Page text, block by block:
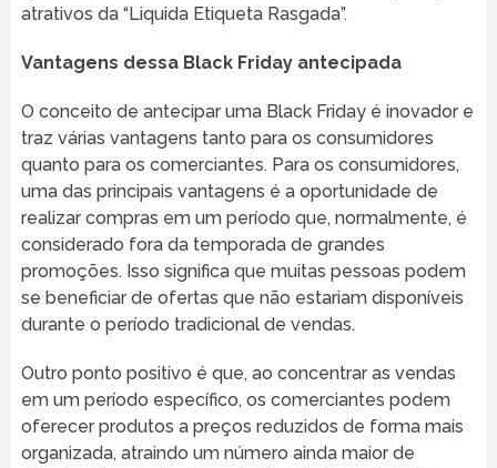
atrativos da “Liquida Etiqueta Rasgada”.
Vantagens dessa Black Friday antecipada
O conceito de antecipar uma Black Friday é inovador e
traz várias vantagens tanto para os consumidores
quanto para os comerciantes. Para os consumidores,
uma das principais vantagens é a oportunidade de
realizar compras em um período que, normalmente, é
considerado fora da temporada de grandes
promoções. Isso significa que muitas pessoas podem
se beneficiar de ofertas que não estariam disponíveis
durante o período tradicional de vendas.
Outro ponto positivo é que, ao concentrar as vendas
em um período específico, os comerciantes podem
oferecer produtos a preços reduzidos de forma mais
organizada, atraindo um número ainda maior de